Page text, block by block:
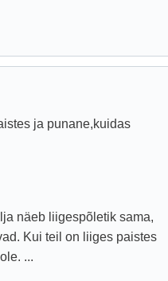
ja punane,kuidas
näeb liigespõletik sama,
Kui teil on liiges paistes
...